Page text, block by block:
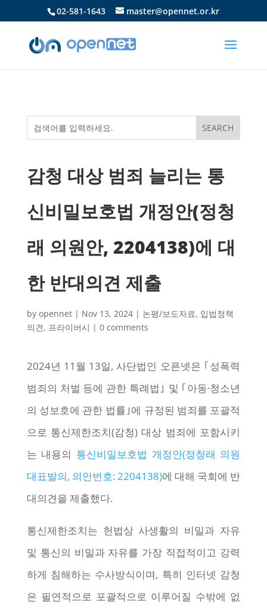
02-581-1643 master@opennet.or.kr
감청 대상 범죄 늘리는 통
신비밀보호법 개정안(정청
래 의원안, 2204138)에 대
한 반대의견 제출
by opennet| Nov 13, 2024| 논평/보도자료, 입법정책
의견, 프라이버시 | 0 comments
2024년 11월 13일, 사단법인 오픈넷은 ｢성폭력
범죄의 처벌 등에 관한 특례법｣ 및 ｢아동·청소년
의 성보호에 관한 법률｣에 규정된 범죄를 포괄적
으로 통신제한조치(감청) 대상 범죄에 포함시키
는 내용의 통신비밀보호법 개정안(정청래 의원
대표발의, 의안번호: 2204138)에 대해 국회에 반
대의견을 제출했다.
통신제한조치는 헌법상 사생활의 비밀과 자유
및 통신의 비밀과 자유를 가장 직접적이고 강력
하게 침해하는 수사방식이며, 특히 인터넷 감청
은 필연적으로 포괄적으로 이루어질 수밖에 없